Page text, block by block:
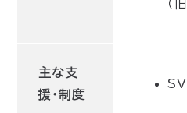
（
主な支
援・制度